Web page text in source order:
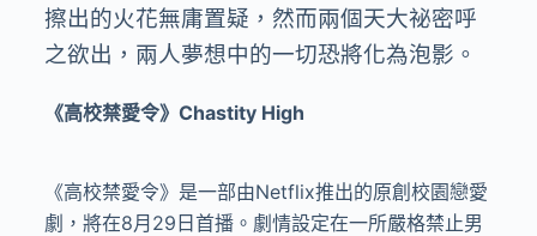
擦出的火花無庸置疑，然而兩個天大祕密呼
之欲出，兩人夢想中的一切恐將化為泡影。
《高校禁愛令》Chastity High
《高校禁愛令》是一部由Netflix推出的原創校園戀愛
劇，將在8月29日首播。劇情設定在一所嚴格禁止男